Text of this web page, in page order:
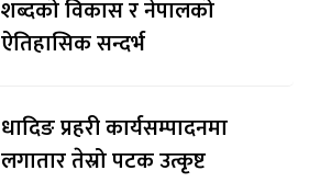
शब्दको विकास र नेपालको
ऐतिहासिक सन्दर्भ
धादिङ प्रहरी कार्यसम्पादनमा
लगातार तेस्रो पटक उत्कृष्ट